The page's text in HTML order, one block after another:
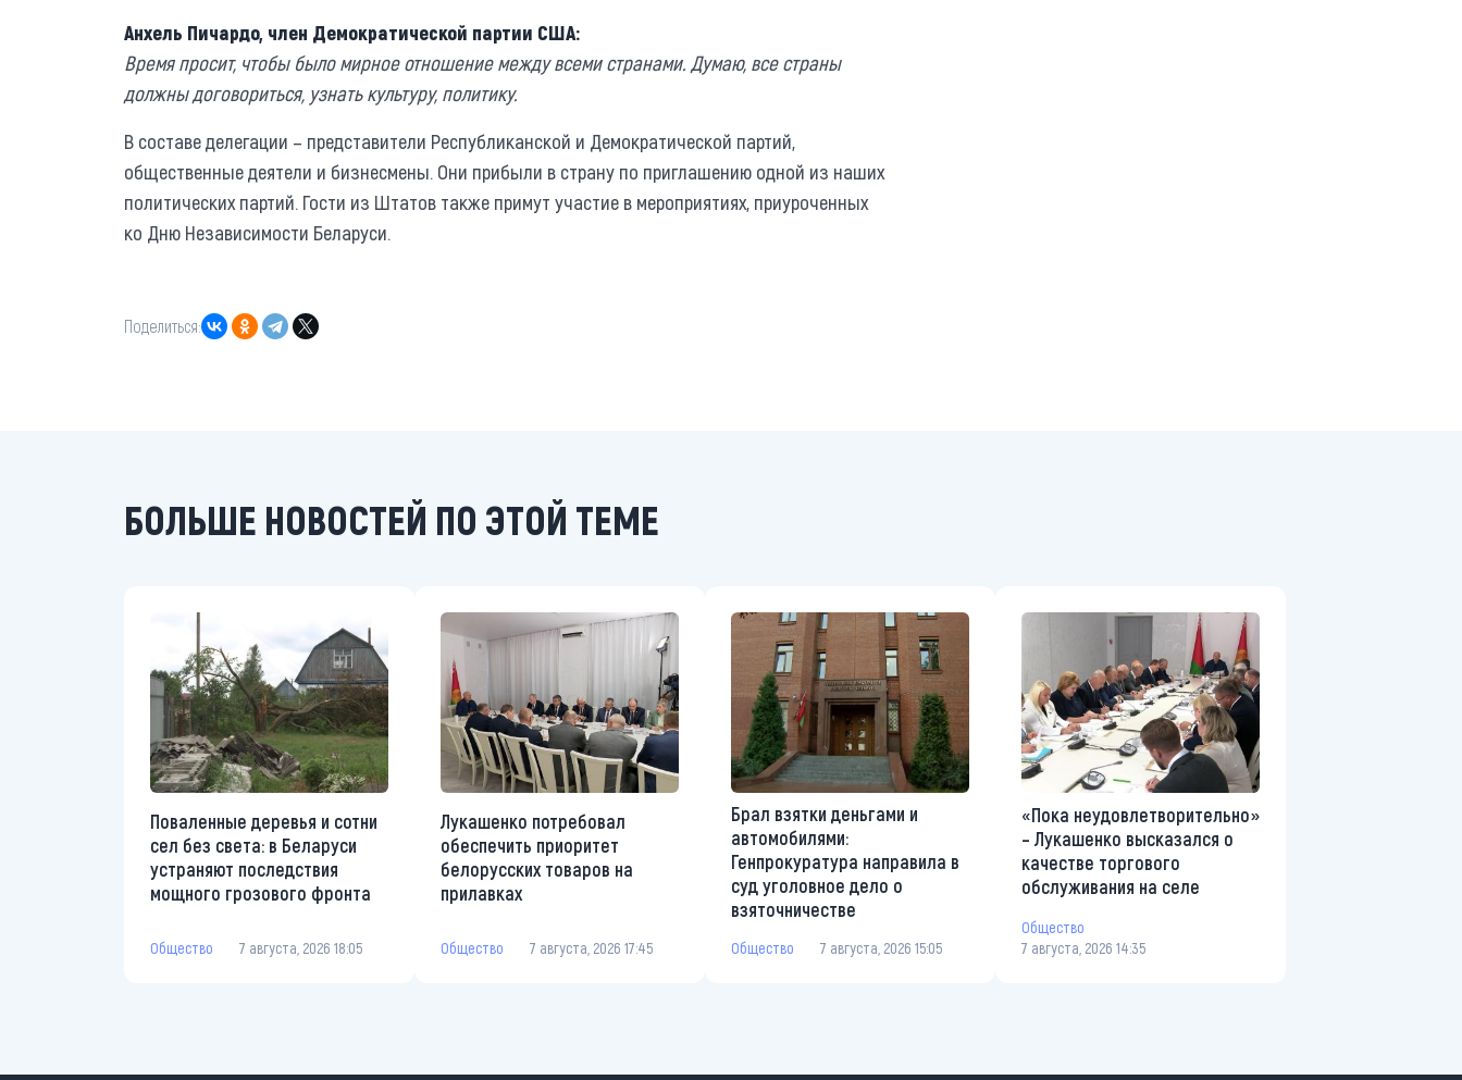
Анхель Пичардо, член Демократической партии США:
Время просит, чтобы было мирное отношение между всеми странами. Думаю, все страны
должны договориться, узнать культуру, политику.
В составе делегации – представители Республиканской и Демократической партий,
общественные деятели и бизнесмены. Они прибыли в страну по приглашению одной из наших
политических партий. Гости из Штатов также примут участие в мероприятиях, приуроченных
ко Дню Независимости Беларуси.
Поделиться:
БОЛЬШЕ НОВОСТЕЙ ПО ЭТОЙ ТЕМЕ
Поваленные деревья и сотни
сел без света: в Беларуси
устраняют последствия
мощного грозового фронта
Общество 7 августа, 2026 18:05
Лукашенко потребовал
обеспечить приоритет
белорусских товаров на
прилавках
Общество 7 августа, 2026 17:45
Брал взятки деньгами и
автомобилями:
Генпрокуратура направила в
суд уголовное дело о
взяточничестве
Общество 7 августа, 2026 15:05
«Пока неудовлетворительно»
– Лукашенко высказался о
качестве торгового
обслуживания на селе
Общество
7 августа, 2026 14:35